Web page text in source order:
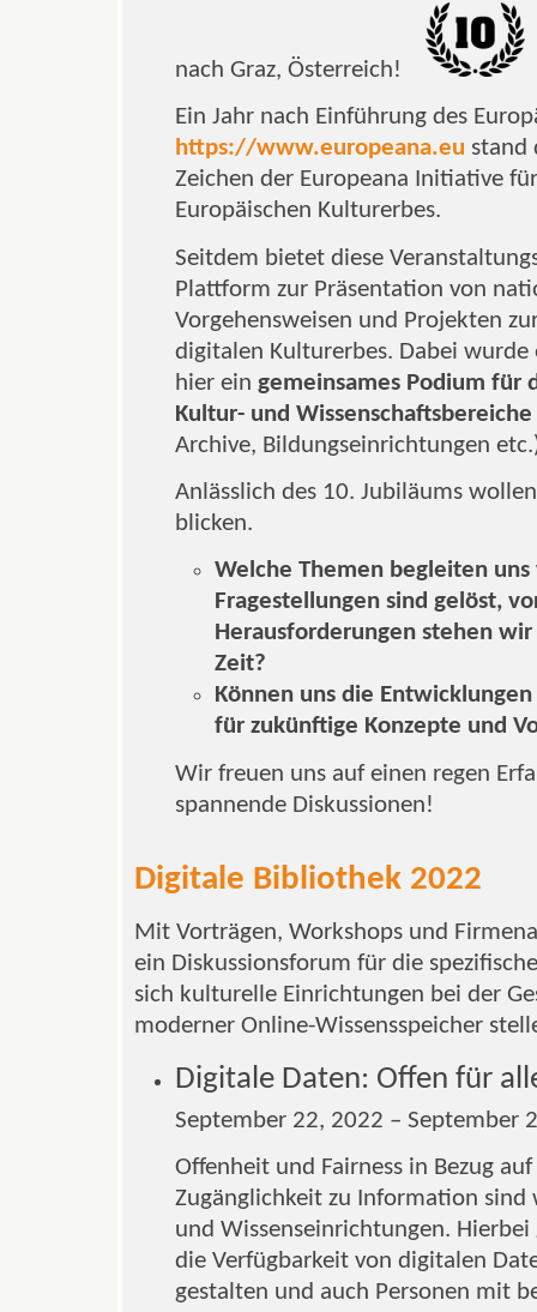
nach Graz, Österreich!
Ein Jahr nach Einführung des
https://www.europeana.eu stand
Zeichen der Europeana Initiative
Europäischen Kulturerbes.
Seitdem bietet diese
Plattform zur Präsentation von
Vorgehensweisen und Projekten
digitalen Kulturerbes. Dabei wurde
hier ein gemeinsames Podium für
Kultur- und Wissenschaftsbereiche
Archive, Bildungseinrichtungen
Anlässlich des 10. Jubiläums
blicken.
Welche Themen begleiten
Fragestellungen sind gelöst,
Herausforderungen stehen
Zeit?
Können uns die
für zukünftige Konzepte und
Wir freuen uns auf einen regen
spannende Diskussionen!
Digitale Bibliothek 2022
Mit Vorträgen, Workshops und
ein Diskussionsforum für die
sich kulturelle Einrichtungen bei der
moderner Online-Wissensspeicher
Digitale Daten: Offen für
September 22, 2022 – September
Offenheit und Fairness in Bezug
Zugänglichkeit zu Information
und Wissenseinrichtungen.
die Verfügbarkeit von digitalen
gestalten und auch Personen mit